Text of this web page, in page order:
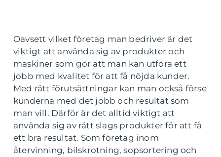
Oavsett vilket företag man bedriver är det
viktigt att använda sig av produkter och
maskiner som gör att man kan utföra ett
jobb med kvalitet för att få nöjda kunder.
Med rätt förutsättningar kan man också förse
kunderna med det jobb och resultat som
man vill. Därför är det alltid viktigt att
använda sig av rätt slags produkter för att få
ett bra resultat. Som företag inom
återvinning, bilskrotning, sopsortering och